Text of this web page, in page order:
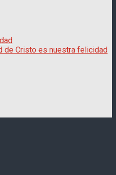
de Cristo es nuestra felicidad